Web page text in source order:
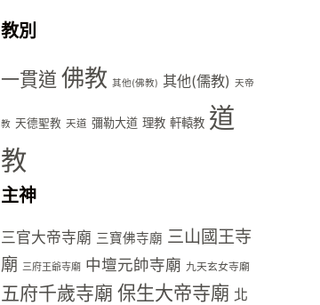
教別
一貫道 佛教 其他(佛教) 其他(儒教) 天帝
教 天德聖教 天道 彌勒大道 理教 軒轅教 道
教
主神
三官大帝寺廟 三寶佛寺廟 三山國王寺
廟 三府王爺寺廟 中壇元帥寺廟 九天玄女寺廟
五府千歲寺廟 保生大帝寺廟 北